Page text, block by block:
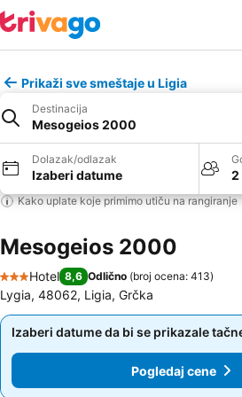
Prikaži sve smeštaje u Ligia
Destinacija
Mesogeios 2000
Dolazak/odlazak
Izaberi datume 2
Kako uplate koje primimo utiču na rangiranje
Mesogeios 2000
3 Zvezdice
Hotel 8,6 Odlično (broj ocena: 413)
Lygia, 48062, Ligia, Grčka
Izaberi datume da bi se prikazale
Pogledaj cene
Izaberi datume da bi se prikazale
Pogledaj cene